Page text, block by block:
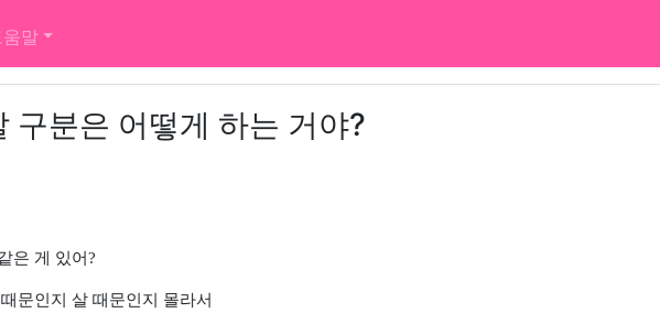
움말
구분은 어떻게 하는 거야?
은 게 있어?
문인지 살 때문인지 몰라서